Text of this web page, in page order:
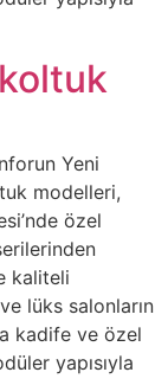
Yeni
modelleri,
özel
kaliteli
lüks salonların
kadife ve özel
yapısıyla